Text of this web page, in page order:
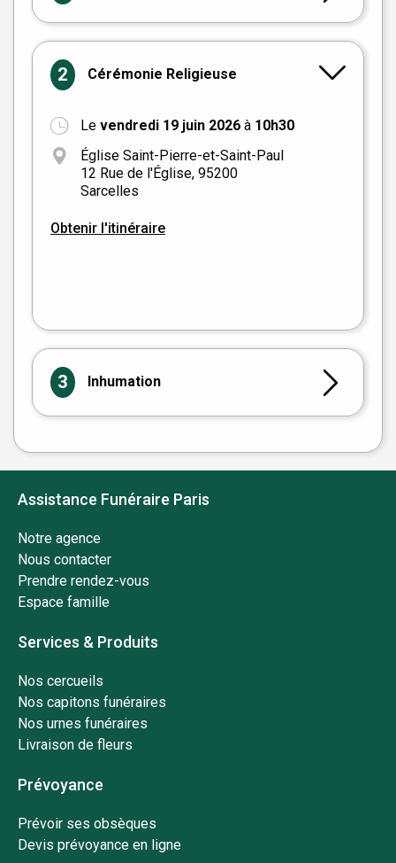
2 Cérémonie Religieuse
Le vendredi 19 juin 2026 à 10h30
Église Saint-Pierre-et-Saint-Paul
12 Rue de l'Église, 95200
Sarcelles
Obtenir l'itinéraire
3 Inhumation
Assistance Funéraire Paris
Notre agence
Nous contacter
Prendre rendez-vous
Espace famille
Services & Produits
Nos cercueils
Nos capitons funéraires
Nos urnes funéraires
Livraison de fleurs
Prévoyance
Prévoir ses obsèques
Devis prévoyance en ligne